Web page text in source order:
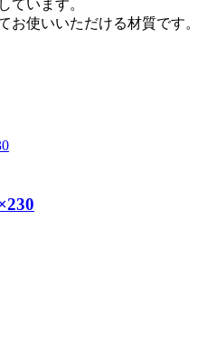
ています。
お使いいただける材質です。